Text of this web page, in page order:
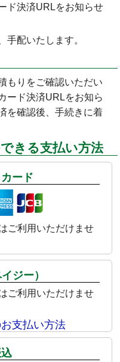
ド決済URLをお知らせ
手配いたします。
もりをご確認いただい
ード決済URLをお知ら
を確認後、手続きに着
きる支払い方法
ード
ご利用いただけませ
ジー）
ご利用いただけませ
支払い方法